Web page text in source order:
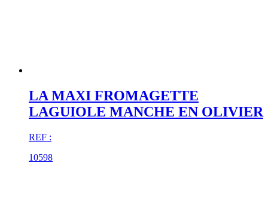
LA MAXI FROMAGETTE
LAGUIOLE MANCHE EN OLIVIER
REF :
10598